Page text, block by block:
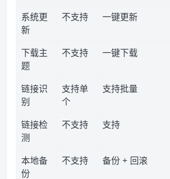
系统更
新
不支持 一键更新
下载主
题
不支持 一键下载
链接识
别
支持单
个
支持批量
链接检
测
不支持 支持
本地备
份
不支持 备份 + 回滚